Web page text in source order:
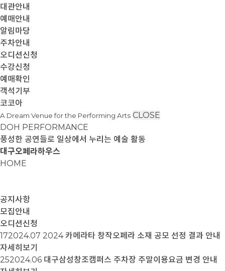
대관안내
예매안내
알림마당
주차안내
오디션신청
수강신청
예매확인
객석기부
코코아
A Dream Venue for the Performing Arts CLOSE
DOH PERFORMANCE
풍성한 공연들로 일상에서 누리는 예술 활동
대구오페라하우스
HOME
공지사항
모집안내
오디션신청
172024.07 2024 카메라타 창작오페라 소재 공모 선정 결과 안내
자세히보기
252024.06 대구삼성창조캠퍼스 주차장 주말이용요금 변경 안내